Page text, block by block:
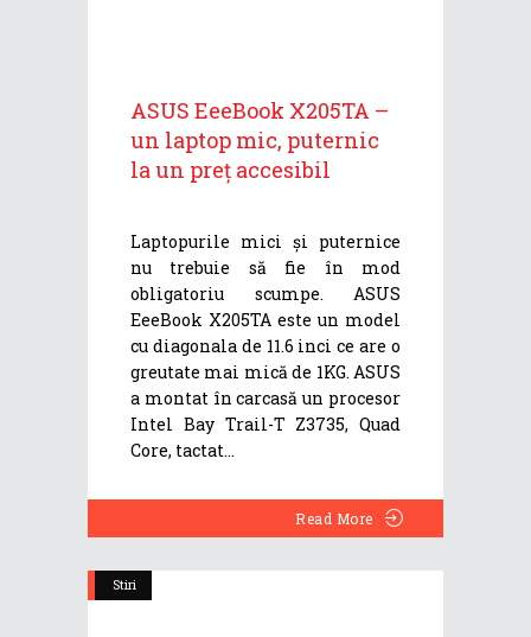
ASUS EeeBook X205TA –
un laptop mic, puternic
la un preț accesibil
Laptopurile mici și puternice
nu trebuie să fie în mod
obligatoriu scumpe. ASUS
EeeBook X205TA este un model
cu diagonala de 11.6 inci ce are o
greutate mai mică de 1KG. ASUS
a montat în carcasă un procesor
Intel Bay Trail-T Z3735, Quad
Core, tactat
Read More
Stiri